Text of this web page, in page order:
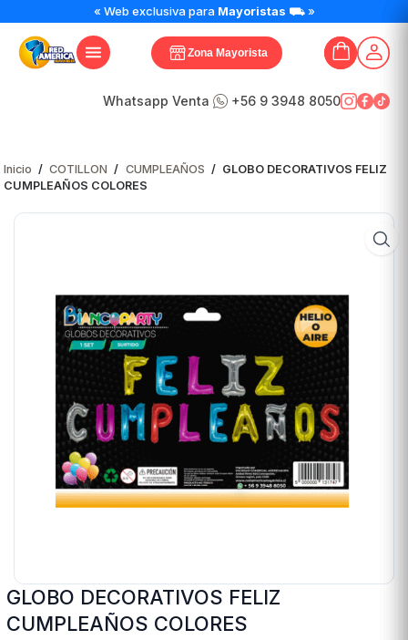
« Web exclusiva para Mayoristas ⛟ »
Zona Mayorista
Whatsapp Venta +56 9 3948 8050
Inicio / COTILLON / CUMPLEAÑOS / GLOBO DECORATIVOS FELIZ
CUMPLEAÑOS COLORES
GLOBO DECORATIVOS FELIZ
CUMPLEAÑOS COLORES